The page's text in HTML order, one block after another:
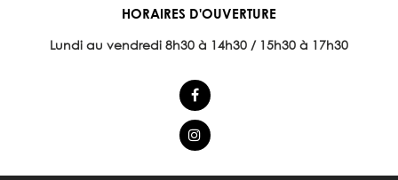
HORAIRES D'OUVERTURE
Lundi au vendredi 8h30 à 14h30 / 15h30 à 17h30